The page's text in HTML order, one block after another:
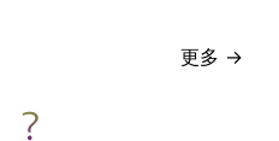
更多 →